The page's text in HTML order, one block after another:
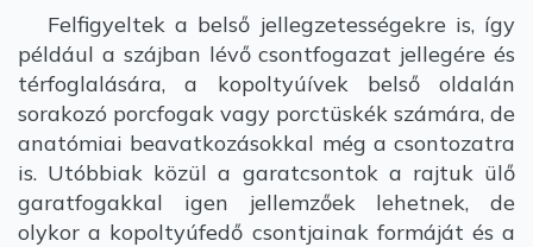
Felfigyeltek a belső jellegzetességekre is, így
például a szájban lévő csontfogazat jellegére és
térfoglalására, a kopoltyúívek belső oldalán
sorakozó porcfogak vagy porctüskék számára, de
anatómiai beavatkozásokkal még a csontozatra
is. Utóbbiak közül a garatcsontok a rajtuk ülő
garatfogakkal igen jellemzőek lehetnek, de
olykor a kopoltyúfedő csontjainak formáját és a